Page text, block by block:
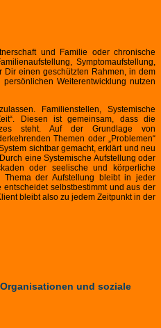
und Familie oder chronische
Symptomaufstellung,
Dir einen geschützten Rahmen, in dem
Weiterentwicklung nutzen
Familienstellen, Systemische
Diesen ist gemeinsam, dass die
steht. Auf der Grundlage von
Themen oder „Problemen“
sichtbar gemacht, erklärt und neu
eine Systemische Aufstellung oder
oder seelische und körperliche
Thema der Aufstellung bleibt in jeder
selbstbestimmt und aus der
bleibt also zu jedem Zeitpunkt in der
und soziale